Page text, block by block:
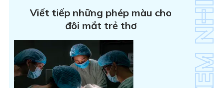
Viết tiếp những phép màu cho
đôi mắt trẻ thơ